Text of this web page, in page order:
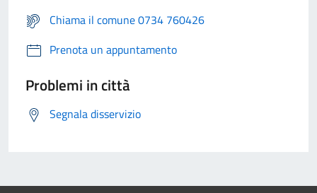
Chiama il comune 0734 760426
Prenota un appuntamento
Problemi in città
Segnala disservizio